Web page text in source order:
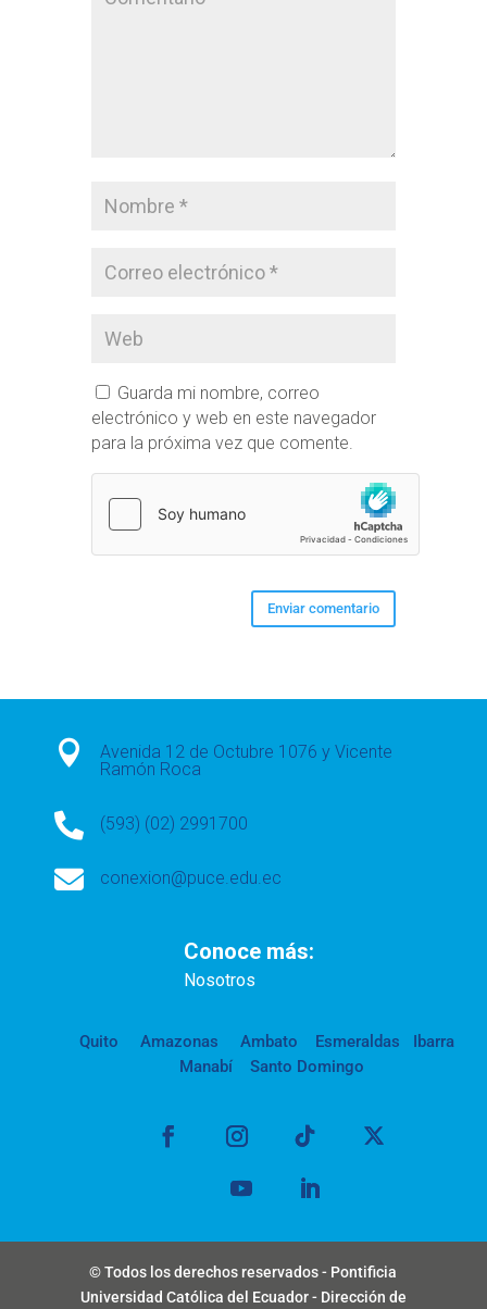
Guarda mi nombre, correo
electrónico y web en este navegador
para la próxima vez que comente.

Avenida 12 de Octubre 1076 y Vicente
Ramón Roca
 (593) (02) 2991700
 conexion@puce.edu.ec
Conoce más:
Nosotros
Quito Amazonas Ambato Esmeraldas
Ibarra
Manabí
Santo Domingo
© Todos los derechos reservados - Pontificia
Universidad Católica del Ecuador - Dirección de